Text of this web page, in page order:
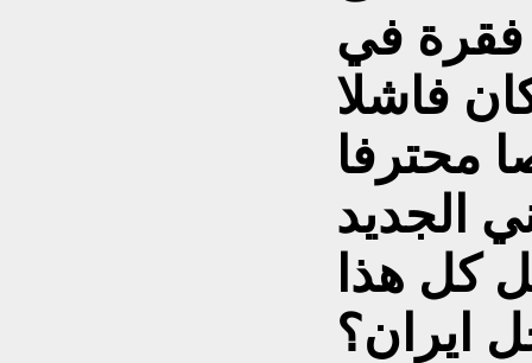
فقرة في
فاشلا
الجديد
كل هذا
ايران؟